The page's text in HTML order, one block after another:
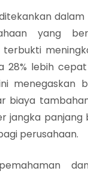
yang
terbukti
28% lebih cepat
menegaskan
biaya
jangka panjang
perusahaan.